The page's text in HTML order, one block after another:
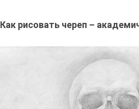
Как рисовать череп –